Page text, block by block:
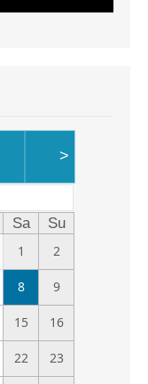
>
Sa
Su
1
2
8 9
15 16
22 23